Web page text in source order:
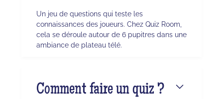
Un jeu de questions qui teste les
connaissances des joueurs. Chez Quiz Room,
cela se déroule autour de 6 pupitres dans une
ambiance de plateau télé.
Comment faire un quiz ?